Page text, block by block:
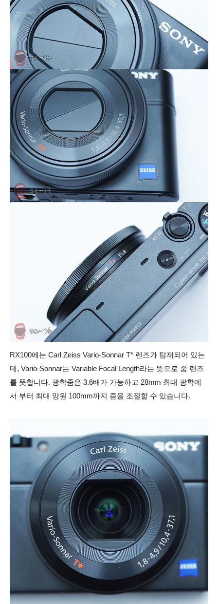
RX100에는 Carl Zeiss Vario-Sonnar T* 렌즈가 탑재되어 있는
데, Vario-Sonnar는 Variable Focal Length라는 뜻으로 줌 렌즈
를 뜻합니다. 광학줌은 3.6배가 가능하고 28mm 최대 광학에
서 부터 최대 망원 100mm까지 줌을 조절할 수 있습니다.